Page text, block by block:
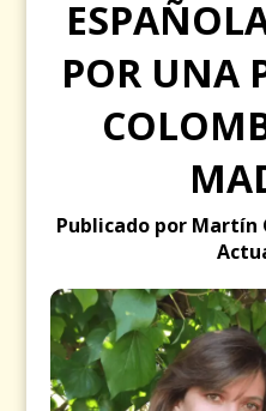
POR UNA
Publicado por Martín